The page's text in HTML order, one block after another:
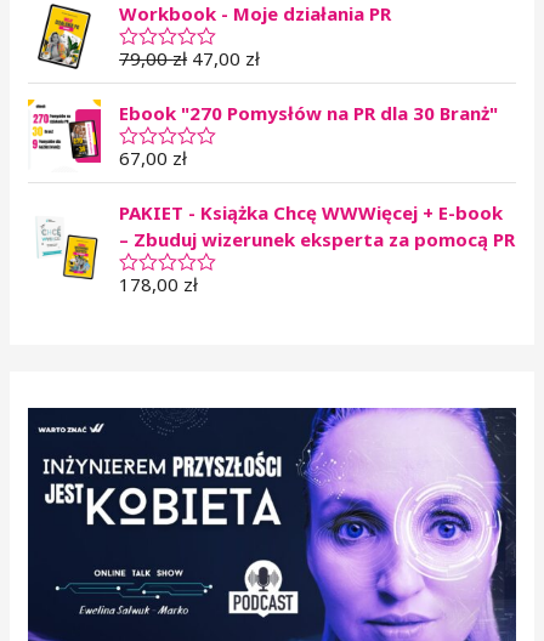
n
i
o
0
n
a
5
Workbook - Moje działania PR
O
c
n
i
o
0
a
5
79,00zł 47,00 zł
Ebook "270 Pomysłów na PR dla 30 Branż"
O
c
n
o
n
o
67,00 zł
PAKIET - Książka Chcę WWWięcej + E-book
– Zbuduj wizerunek eksperta za pomocą PR
O
a
5
178,00 zł